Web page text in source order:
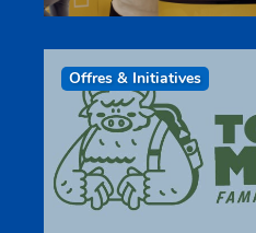
Offres & Initiatives